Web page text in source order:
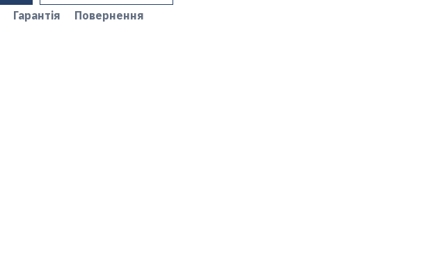
Гарантія
Повернення